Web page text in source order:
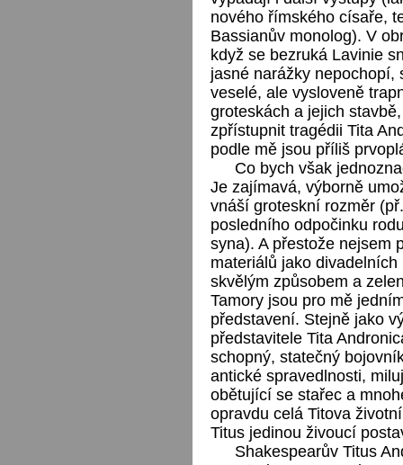
nového římského císaře,
Bassianův monolog). V
když se bezruká Lavinie
jasné narážky nepochopí,
veselé, ale vysloveně
groteskách a jejich
zpřístupnit tragédii Tita
podle mě jsou příliš
Co bych však
Je zajímavá, výborně
vnáší groteskní rozměr
posledního odpočinku
syna). A přestože nejsem
materiálů jako
skvělým způsobem a
Tamory jsou pro mě
představení. Stejně jako
představitele Tita
schopný, statečný
antické spravedlnosti,
obětující se stařec a
opravdu celá Titova
Titus jedinou živoucí
Shakespearův Titus